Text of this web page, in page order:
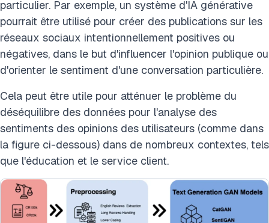
particulier. Par exemple, un système d'IA générative
pourrait être utilisé pour créer des publications sur les
réseaux sociaux intentionnellement positives ou
négatives, dans le but d'influencer l'opinion publique ou
d'orienter le sentiment d'une conversation particulière.
Cela peut être utile pour atténuer le problème du
déséquilibre des données pour l'analyse des
sentiments des opinions des utilisateurs (comme dans
la figure ci-dessous) dans de nombreux contextes, tels
que l'éducation et le service client.